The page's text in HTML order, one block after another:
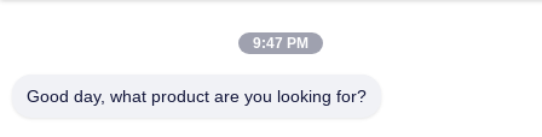
9:47 PM
Good day, what product are you looking for?